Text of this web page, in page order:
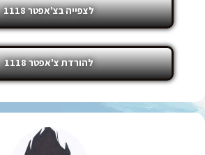
לצפייה בצ'אפטר 1118
להורדת צ'אפטר 1118